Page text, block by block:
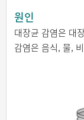
원인
대장균 감염은 대
감염은 음식, 물,